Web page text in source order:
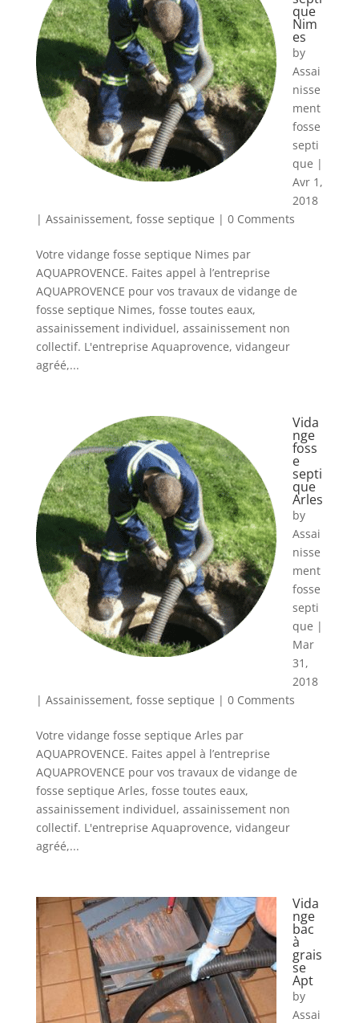
que
Nim
es
by
Assai
nisse
ment
fosse
septi
que |
Avr 1,
2018
| Assainissement, fosse septique | 0 Comments
Votre vidange fosse septique Nimes par
AQUAPROVENCE. Faites appel à l’entreprise
AQUAPROVENCE pour vos travaux de vidange de
fosse septique Nimes, fosse toutes eaux,
assainissement individuel, assainissement non
collectif. L'entreprise Aquaprovence, vidangeur
agréé,...
Vida
nge
foss
e
septi
que
Arles
by
Assai
nisse
ment
fosse
septi
que |
Mar
31,
2018
| Assainissement, fosse septique | 0 Comments
Votre vidange fosse septique Arles par
AQUAPROVENCE. Faites appel à l’entreprise
AQUAPROVENCE pour vos travaux de vidange de
fosse septique Arles, fosse toutes eaux,
assainissement individuel, assainissement non
collectif. L'entreprise Aquaprovence, vidangeur
agréé,...
Vida
nge
bac
à
grais
se
Apt
by
Assai